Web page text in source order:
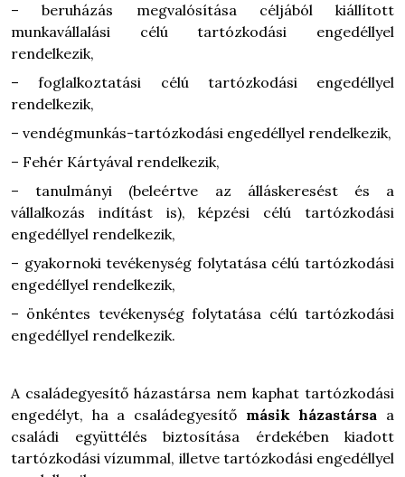
– beruházás megvalósítása céljából kiállított
munkavállalási célú tartózkodási engedéllyel
rendelkezik,
– foglalkoztatási célú tartózkodási engedéllyel
rendelkezik,
– vendégmunkás-tartózkodási engedéllyel rendelkezik,
– Fehér Kártyával rendelkezik,
– tanulmányi (beleértve az álláskeresést és a
vállalkozás indítást is), képzési célú tartózkodási
engedéllyel rendelkezik,
– gyakornoki tevékenység folytatása célú tartózkodási
engedéllyel rendelkezik,
– önkéntes tevékenység folytatása célú tartózkodási
engedéllyel rendelkezik.
A családegyesítő házastársa nem kaphat tartózkodási
engedélyt, ha a családegyesítő másik házastársa a
családi együttélés biztosítása érdekében kiadott
tartózkodási vízummal, illetve tartózkodási engedéllyel